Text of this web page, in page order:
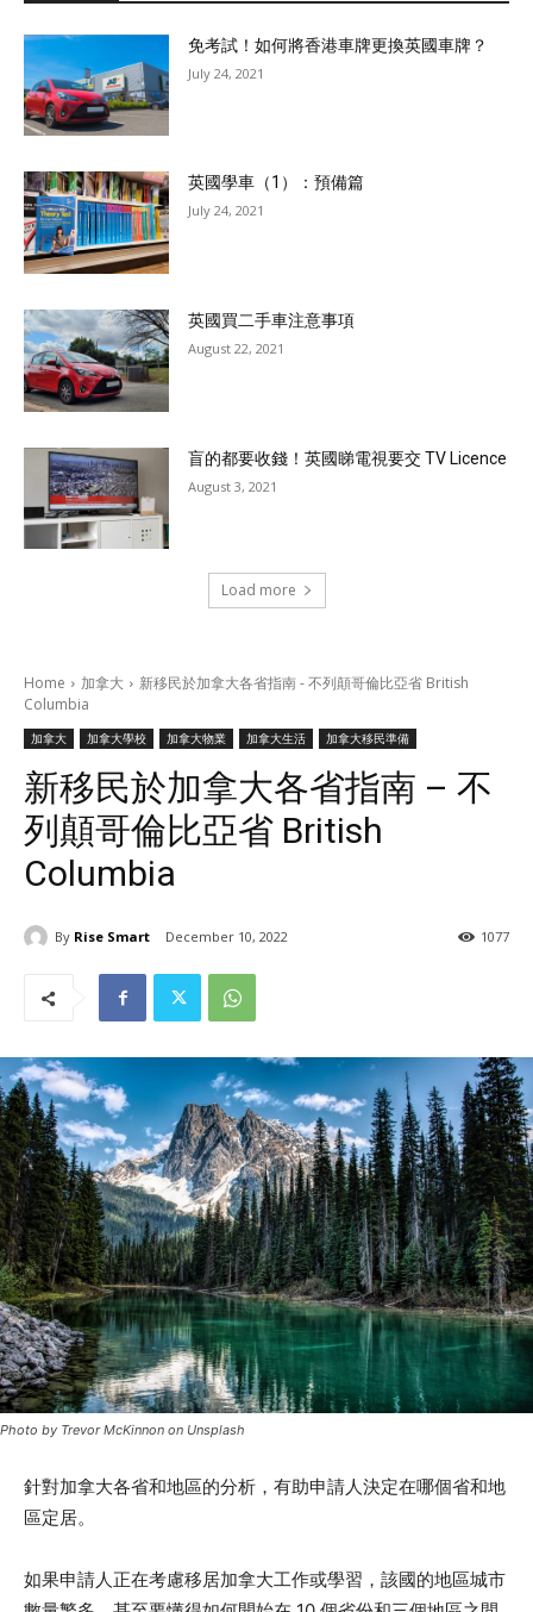
免考試！如何將香港車牌更換英國車牌？
July 24, 2021
英國學車（1）：預備篇
July 24, 2021
英國買二手車注意事項
August 22, 2021
盲的都要收錢！英國睇電視要交 TV Licence
August 3, 2021
Load more